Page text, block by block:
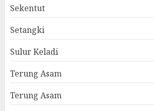
Sekentut
Setangki
Sulur Keladi
Terung Asam
Terung Asam